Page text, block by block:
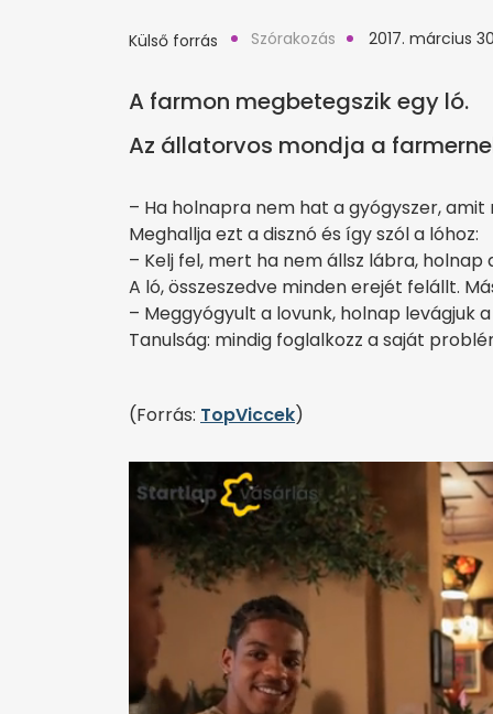
Külső forrás Szórakozás 2017. március
A farmon megbetegszik egy ló.
Az állatorvos mondja a
– Ha holnapra nem hat a gyógyszer,
Meghallja ezt a disznó és így szól a lóhoz:
– Kelj fel, mert ha nem állsz lábra, holnap
A ló, összeszedve minden erejét felállt.
– Meggyógyult a lovunk, holnap levágjuk
Tanulság: mindig foglalkozz a saját
(Forrás: TopViccek)